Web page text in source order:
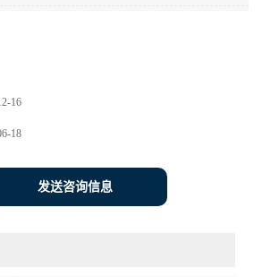
16
18
发送咨询信息